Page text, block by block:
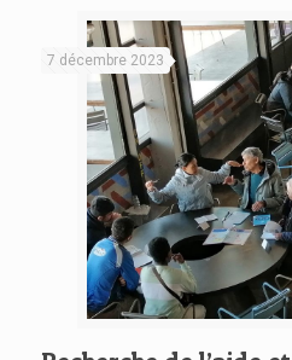
7 décembre 2023